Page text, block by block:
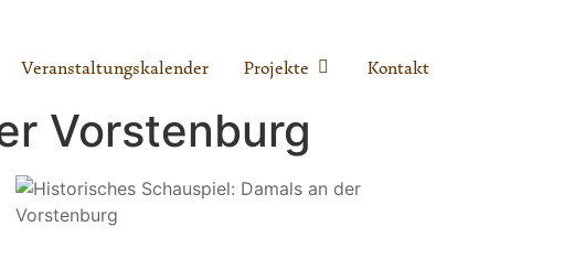
Veranstaltungskalender Projekte Kontakt
Vorstenburg